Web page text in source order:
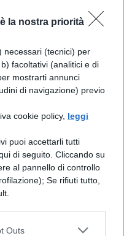
la nostra priorità
necessari (tecnici) per
facoltativi (analitici e di
mostrarti annunci
di navigazione) previo
cookie policy, leggi
puoi accettarli tutti
di seguito. Cliccando su
al pannello di controllo
Se rifiuti tutto,
Outs
8: quali
verrà fuori dalle
stagione de Il
immaginare,
su chi
stagione e